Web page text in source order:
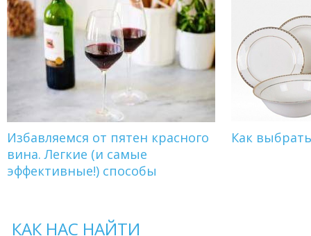
Избавляемся от пятен красного
вина. Легкие (и самые
эффективные!) способы
Как
КАК НАС НАЙТИ